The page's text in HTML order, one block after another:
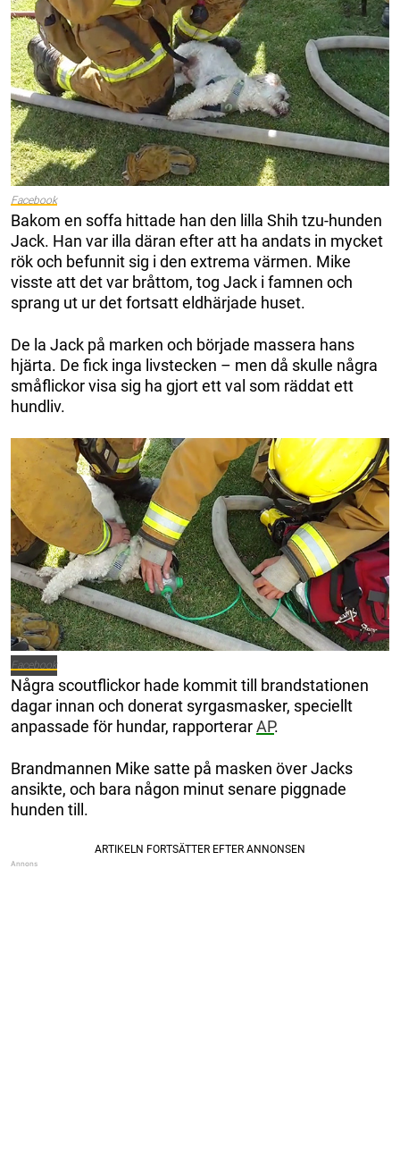
Facebook
Bakom en soffa hittade han den lilla Shih tzu-hunden
Jack. Han var illa däran efter att ha andats in mycket
rök och befunnit sig i den extrema värmen. Mike
visste att det var bråttom, tog Jack i famnen och
sprang ut ur det fortsatt eldhärjade huset.
De la Jack på marken och började massera hans
hjärta. De fick inga livstecken – men då skulle några
småflickor visa sig ha gjort ett val som räddat ett
hundliv.
Facebook
Några scoutflickor hade kommit till brandstationen
dagar innan och donerat syrgasmasker, speciellt
anpassade för hundar, rapporterarAP.
Brandmannen Mike satte på masken över Jacks
ansikte, och bara någon minut senare piggnade
hunden till.